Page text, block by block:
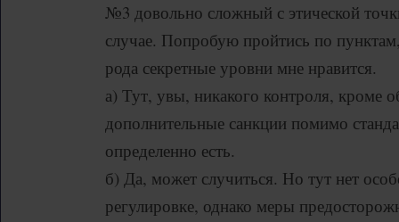
№3 довольно сложный с этической
случае. Попробую пройтись по
рода секретные уровни мне нравится.
а) Тут, увы, никакого контроля, кроме
дополнительные санкции помимо
определенно есть.
б) Да, может случиться. Но тут нет
регулировке, однако меры